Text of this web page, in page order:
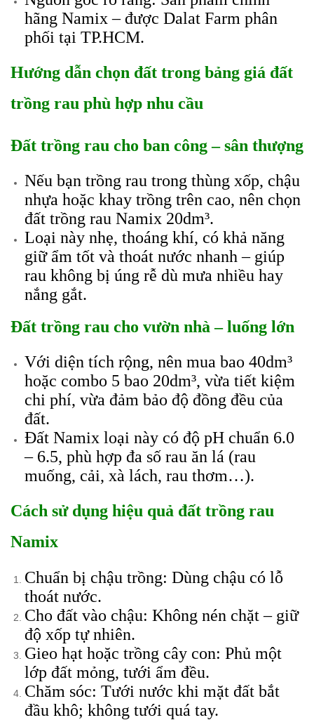
hãng Namix – được Dalat Farm phân
phối tại TP.HCM.
Hướng dẫn chọn đất trong bảng giá đất
trồng rau phù hợp nhu cầu
Đất trồng rau cho ban công – sân thượng
Nếu bạn trồng rau trong thùng xốp, chậu
nhựa hoặc khay trồng trên cao, nên chọn
đất trồng rau Namix 20dm³.
Loại này nhẹ, thoáng khí, có khả năng
giữ ẩm tốt và thoát nước nhanh – giúp
rau không bị úng rễ dù mưa nhiều hay
nắng gắt.
Đất trồng rau cho vườn nhà – luống lớn
Với diện tích rộng, nên mua bao 40dm³
hoặc combo 5 bao 20dm³, vừa tiết kiệm
chi phí, vừa đảm bảo độ đồng đều của
đất.
Đất Namix loại này có độ pH chuẩn 6.0
– 6.5, phù hợp đa số rau ăn lá (rau
muống, cải, xà lách, rau thơm…).
Cách sử dụng hiệu quả đất trồng rau
Namix
Chuẩn bị chậu trồng: Dùng chậu có lỗ
thoát nước.
Cho đất vào chậu: Không nén chặt – giữ
độ xốp tự nhiên.
Gieo hạt hoặc trồng cây con: Phủ một
lớp đất mỏng, tưới ẩm đều.
Chăm sóc: Tưới nước khi mặt đất bắt
đầu khô; không tưới quá tay.